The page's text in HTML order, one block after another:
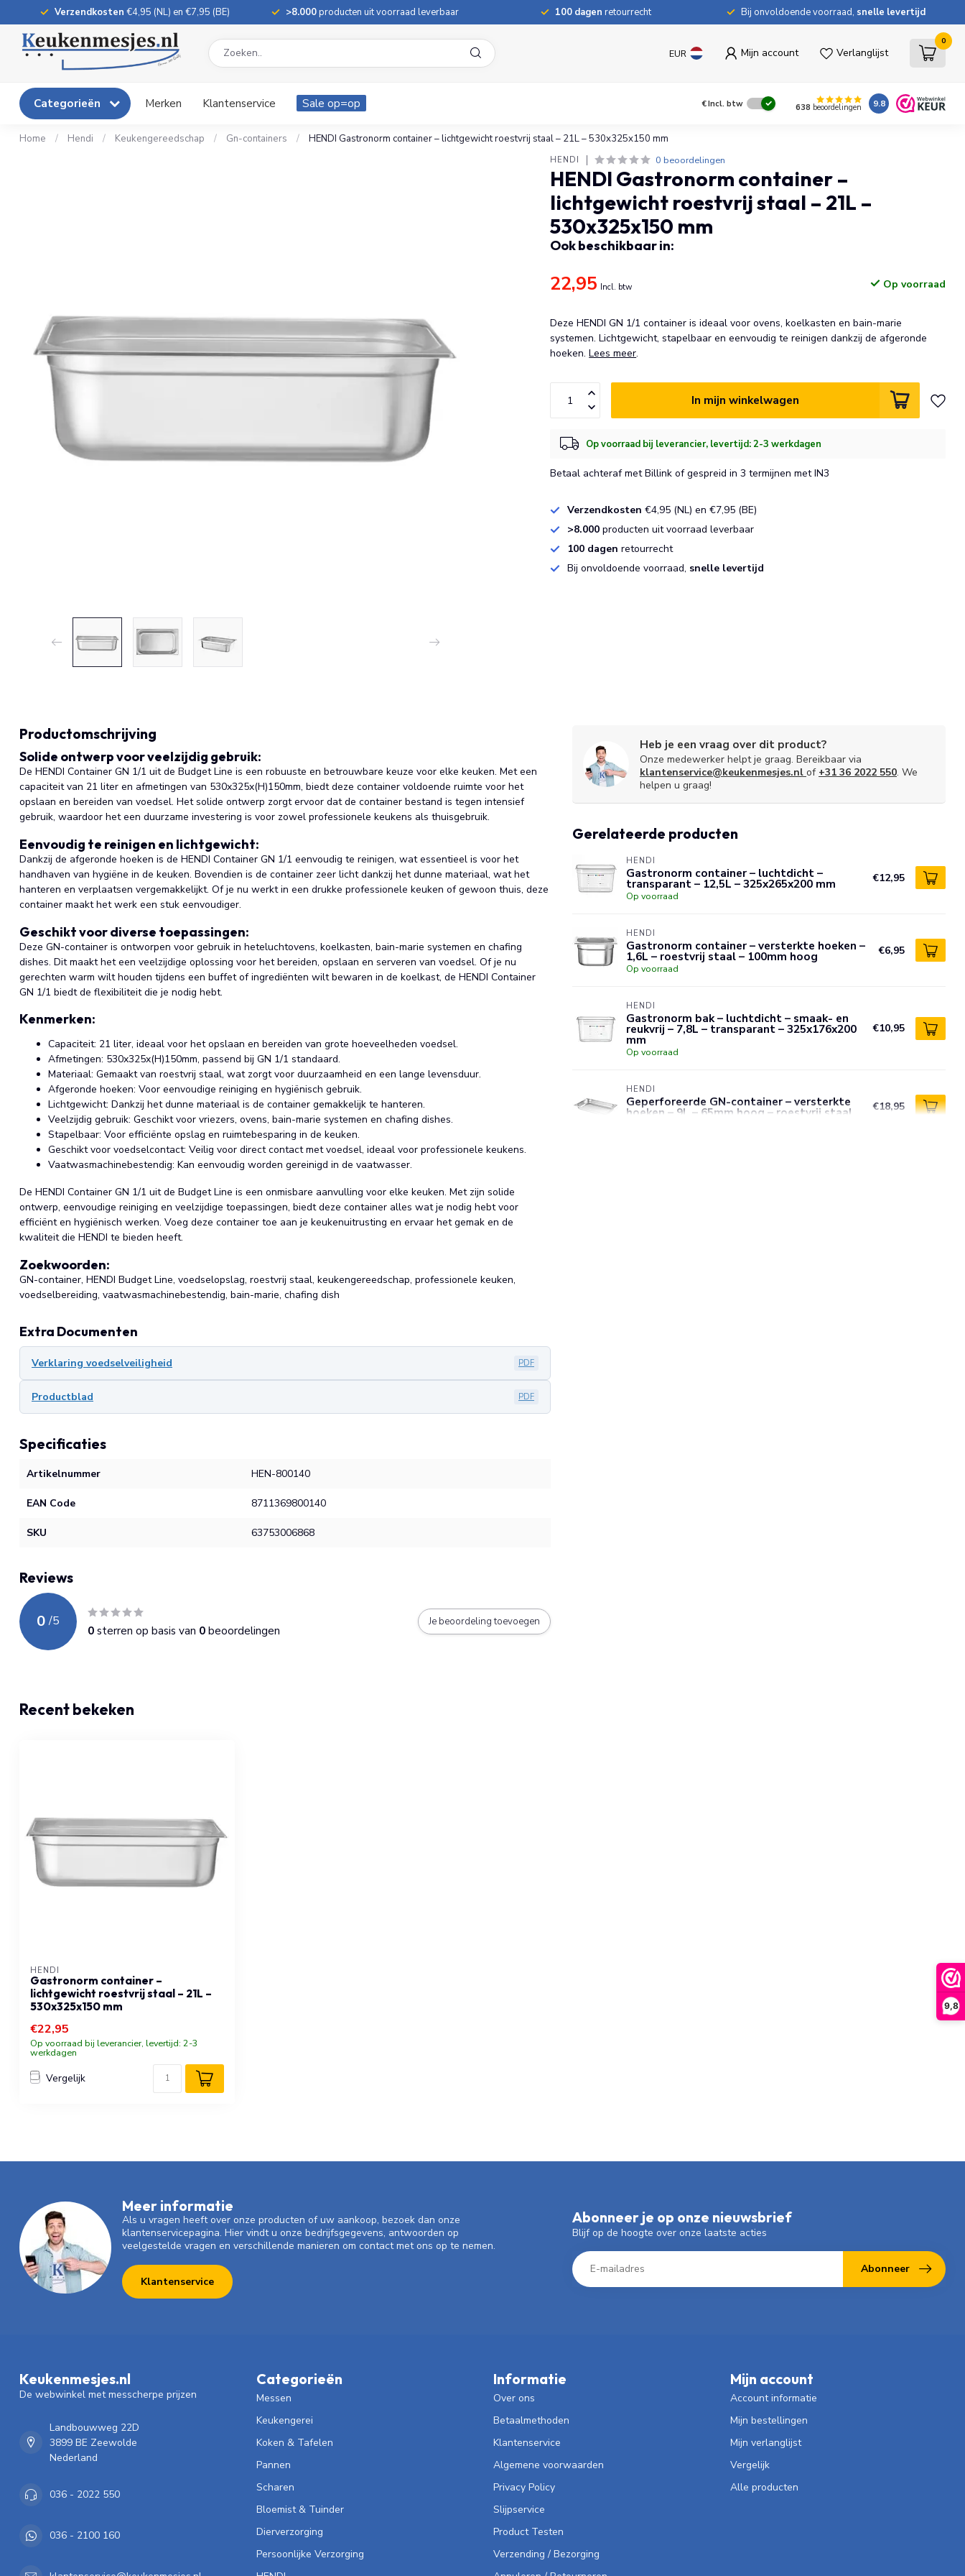
9,8
Verzendkosten €4,95 (NL) en €7,95 (BE) >8.000producten uit voorraad leverbaar 100 dagen retourrecht Bij onvoldoende voorraad, snelle levertijd
EUR Mijn account Verlanglijst
0
Categorieën Merken Klantenservice Sale op=op €Incl. btw 638 beoordelingen 9.8
Home / Hendi / Keukengereedschap / Gn-containers / HENDI Gastronorm container – lichtgewicht roestvrij staal – 21L – 530x325x150 mm
HENDI 0 beoordelingen
HENDI Gastronorm container –
lichtgewicht roestvrij staal – 21L –
530x325x150 mm
Ook beschikbaar in:
22,95 Incl. btw Op voorraad
Deze HENDI GN 1/1 container is ideaal voor ovens, koelkasten en bain-marie
systemen. Lichtgewicht, stapelbaar en eenvoudig te reinigen dankzij de afgeronde
hoeken.Lees meer.
In mijn winkelwagen
Op voorraad bij leverancier, levertijd: 2-3 werkdagen
Betaal achteraf met Billink of gespreid in 3 termijnen met IN3
Verzendkosten €4,95 (NL) en €7,95 (BE)
>8.000 producten uit voorraad leverbaar
100 dagenretourrecht
Bij onvoldoende voorraad, snelle levertijd
Productomschrijving
Solide ontwerp voor veelzijdig gebruik:
De HENDI Container GN 1/1 uit de Budget Line is een robuuste en betrouwbare keuze voor elke keuken. Met een
capaciteit van 21 liter en afmetingen van 530x325x(H)150mm, biedt deze container voldoende ruimte voor het
opslaan en bereiden van voedsel. Het solide ontwerp zorgt ervoor dat de container bestand is tegen intensief
gebruik, waardoor het een duurzame investering is voor zowel professionele keukens als thuisgebruik.
Eenvoudig te reinigen en lichtgewicht:
Dankzij de afgeronde hoeken is de HENDI Container GN 1/1 eenvoudig te reinigen, wat essentieel is voor het
handhaven van hygiëne in de keuken. Bovendien is de container zeer licht dankzij het dunne materiaal, wat het
hanteren en verplaatsen vergemakkelijkt. Of je nu werkt in een drukke professionele keuken of gewoon thuis, deze
container maakt het werk een stuk eenvoudiger.
Geschikt voor diverse toepassingen:
Deze GN-container is ontworpen voor gebruik in heteluchtovens, koelkasten, bain-marie systemen en chafing
dishes. Dit maakt het een veelzijdige oplossing voor het bereiden, opslaan en serveren van voedsel. Of je nu
gerechten warm wilt houden tijdens een buffet of ingrediënten wilt bewaren in de koelkast, de HENDI Container
GN 1/1 biedt de flexibiliteit die je nodig hebt.
Kenmerken:
Capaciteit: 21 liter, ideaal voor het opslaan en bereiden van grote hoeveelheden voedsel.
Afmetingen: 530x325x(H)150mm, passend bij GN 1/1 standaard.
Materiaal: Gemaakt van roestvrij staal, wat zorgt voor duurzaamheid en een lange levensduur.
Afgeronde hoeken: Voor eenvoudige reiniging en hygiënisch gebruik.
Lichtgewicht: Dankzij het dunne materiaal is de container gemakkelijk te hanteren.
Veelzijdig gebruik: Geschikt voor vriezers, ovens, bain-marie systemen en chafing dishes.
Stapelbaar: Voor efficiënte opslag en ruimtebesparing in de keuken.
Geschikt voor voedselcontact: Veilig voor direct contact met voedsel, ideaal voor professionele keukens.
Vaatwasmachinebestendig: Kan eenvoudig worden gereinigd in de vaatwasser.
De HENDI Container GN 1/1 uit de Budget Line is een onmisbare aanvulling voor elke keuken. Met zijn solide
ontwerp, eenvoudige reiniging en veelzijdige toepassingen, biedt deze container alles wat je nodig hebt voor
efficiënt en hygiënisch werken. Voeg deze container toe aan je keukenuitrusting en ervaar het gemak en de
kwaliteit die HENDI te bieden heeft.
Zoekwoorden:
GN-container, HENDI Budget Line, voedselopslag, roestvrij staal, keukengereedschap, professionele keuken,
voedselbereiding, vaatwasmachinebestendig, bain-marie, chafing dish
Extra Documenten
Verklaring voedselveiligheid PDF
Productblad PDF
Specificaties
Artikelnummer HEN-800140
EAN Code 8711369800140
SKU 63753006868
Reviews
0 /5
0sterren op basis van 0beoordelingen
Je beoordeling toevoegen
Heb je een vraag over dit product?
Onze medewerker helpt je graag. Bereikbaar via
klantenservice@keukenmesjes.nl of +31 36 2022 550. We
helpen u graag!
Gerelateerde producten
HENDI
Gastronorm container – luchtdicht –
transparant – 12,5L – 325x265x200 mm
Op voorraad
€12,95
HENDI
Gastronorm container – versterkte hoeken –
1,6L – roestvrij staal – 100mm hoog
Op voorraad
€6,95
HENDI
Gastronorm bak – luchtdicht – smaak- en
reukvrij – 7,8L – transparant – 325x176x200
mm
Op voorraad
€10,95
HENDI
Geperforeerde GN-container – versterkte
hoeken – 9L – 65mm hoog – roestvrij staal €18,95
Recent bekeken
HENDI
Gastronorm container –
lichtgewicht roestvrij staal – 21L –
530x325x150 mm
€22,95
Op voorraad bij leverancier, levertijd: 2-3
werkdagen
Vergelijk
Meer informatie
Als u vragen heeft over onze producten of uw aankoop, bezoek dan onze
klantenservicepagina. Hier vindt u onze bedrijfsgegevens, antwoorden op
veelgestelde vragen en verschillende manieren om contact met ons op te nemen.
Klantenservice
Abonneer je op onze nieuwsbrief
Blijf op de hoogte over onze laatste acties
Abonneer
Keukenmesjes.nl
De webwinkel met messcherpe prijzen
Landbouwweg 22D
3899 BE Zeewolde
Nederland
036 - 2022 550
036 - 2100 160
Categorieën
Messen
Keukengerei
Koken & Tafelen
Pannen
Scharen
Bloemist & Tuinder
Dierverzorging
Persoonlijke Verzorging
Informatie
Over ons
Betaalmethoden
Klantenservice
Algemene voorwaarden
Privacy Policy
Slijpservice
Product Testen
Verzending / Bezorging
Mijn account
Account informatie
Mijn bestellingen
Mijn verlanglijst
Vergelijk
Alle producten